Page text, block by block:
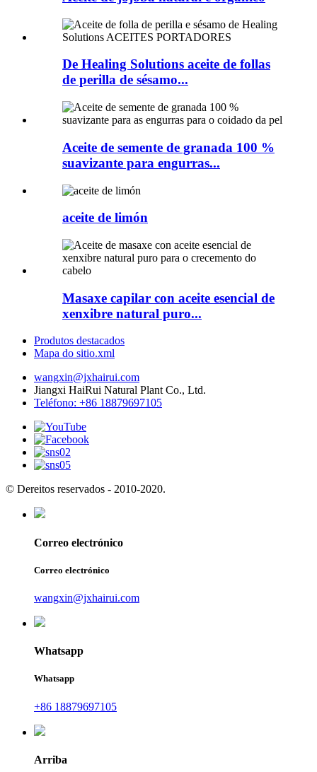
De Healing Solutions aceite de follas
de perilla de sésamo...
Aceite de semente de granada 100 %
suavizante para engurras...
aceite de limón
Masaxe capilar con aceite esencial de
xenxibre natural puro...
Produtos destacados
Mapa do sitio.xml
wangxin@jxhairui.com
Jiangxi HaiRui Natural Plant Co., Ltd.
Teléfono: +86 18879697105
© Dereitos reservados - 2010-2020.
Correo electrónico
Correo electrónico
wangxin@jxhairui.com
Whatsapp
Whatsapp
+86 18879697105
Arriba